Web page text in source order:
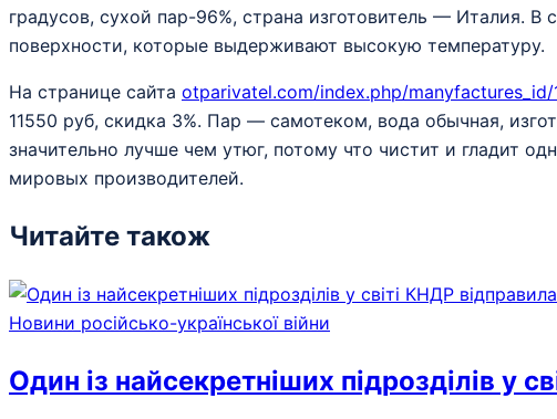
градусов, сухой пар-96%, страна изготовитель — Италия.
поверхности, которые выдерживают высокую температуру.
На странице сайта otparivatel.com/index.php/manyfactures_id/
11550 руб, скидка 3%. Пар — самотеком, вода обычная,
значительно лучше чем утюг, потому что чистит и гладит
мировых производителей.
Читайте також
Новини російсько-української війни
Один із найсекретніших підрозділів у